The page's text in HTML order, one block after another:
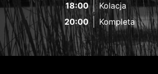
18:00
Kolacja
20:00
Kompleta